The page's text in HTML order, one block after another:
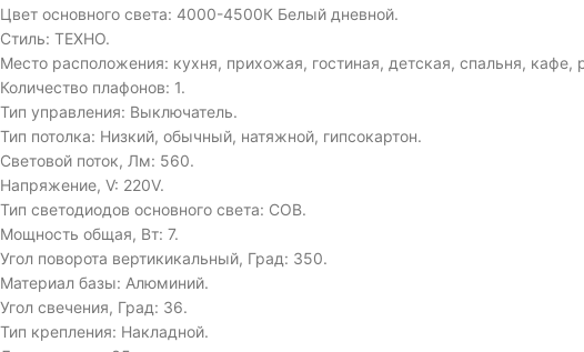
Цвет основного света: 4000-4500К Белый дневной.
Стиль: ТЕХНО.
Место расположения: кухня, прихожая, гостиная, детская, спальня,
Количество плафонов: 1.
Тип управления: Выключатель.
Тип потолка: Низкий, обычный, натяжной, гипсокартон.
Световой поток, Лм: 560.
Напряжение, V: 220V.
Тип светодиодов основного света: COB.
Мощность общая, Вт: 7.
Угол поворота вертикикальный, Град: 350.
Материал базы: Алюминий.
Угол свечения, Град: 36.
Тип крепления: Накладной.